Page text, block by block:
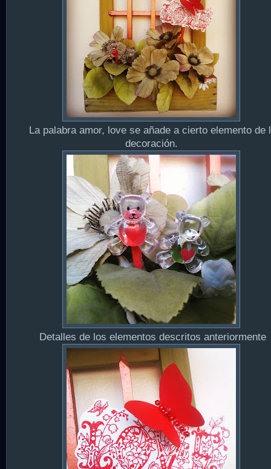
La palabra amor, love se añade a cierto elemento de
decoración.
Detalles de los elementos descritos anteriormente